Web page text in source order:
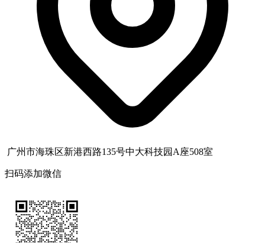
广州市海珠区新港西路135号中大科技园A座508室
扫码添加微信